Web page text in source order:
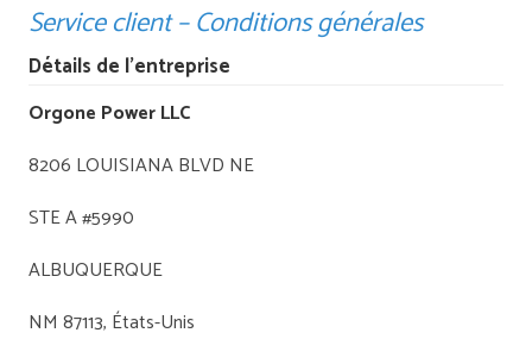
Service client – Conditions générales
Détails de l’entreprise
Orgone Power LLC
8206 LOUISIANA BLVD NE
STE A #5990
ALBUQUERQUE
NM 87113, États-Unis